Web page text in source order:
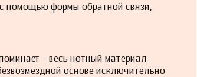
помощью формы обратной связи,
- весь нотный материал
основе исключительно